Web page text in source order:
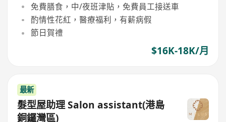
免費膳食，中/夜班津貼，免費員工接送車
酌情性花紅，醫療福利，有薪病假
節日賀禮
$16K-18K/月
最新
髮型屋助理 Salon assistant(港島
銅鑼灣區)